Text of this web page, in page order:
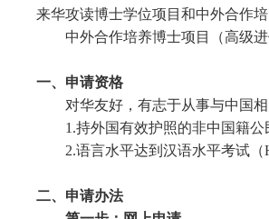
来华攻读博士学位项目和中外合作
中外合作培养博士项目（高级
一、 申请资格
对华友好， 有志于从事与中国
1.持外国有效护照的非中国籍
2.语言水平达到汉语水平考试
二、 申请办法